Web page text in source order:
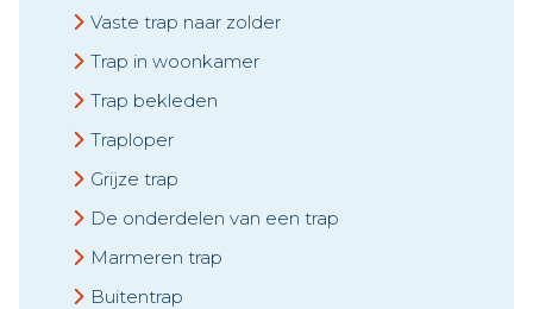
Vaste trap naar zolder
Trap in woonkamer
Trap bekleden
Traploper
Grijze trap
De onderdelen van een trap
Marmeren trap
Buitentrap